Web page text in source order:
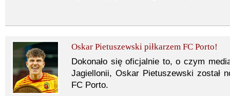
Oskar Pietuszewski piłkarzem FC Porto!
Dokonało się oficjalnie to, o czym
Jagiellonii, Oskar Pietuszewski został
FC Porto.